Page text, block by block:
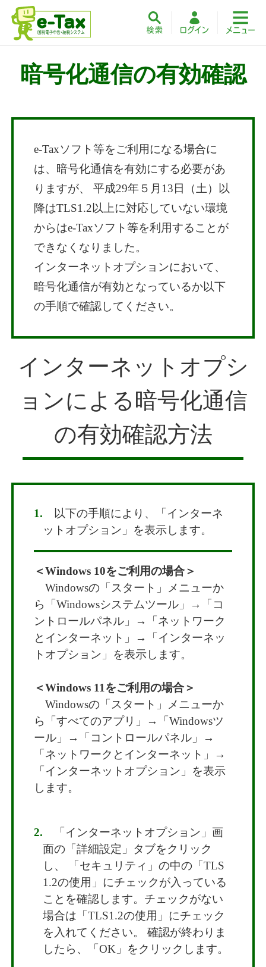
暗号化通信の有効確認
e-Taxソフト等をご利用になる場合に
は、暗号化通信を有効にする必要があ
りますが、 平成29年５月13日（土）以
降はTLS1.2以上に対応していない環境
からはe-Taxソフト等を利用することが
できなくなりました。
インターネットオプションにおいて、
暗号化通信が有効となっているか以下
の手順で確認してください。
インターネットオプシ
ョンによる暗号化通信
の有効確認方法
1. 以下の手順により、「インターネ
ットオプション」を表示します。
＜Windows 10をご利用の場合＞
Windowsの「スタート」メニューか
ら「Windowsシステムツール」→「コ
ントロールパネル」→「ネットワーク
とインターネット」→「インターネッ
トオプション」を表示します。
＜Windows 11をご利用の場合＞
Windowsの「スタート」メニューか
ら「すべてのアプリ」→「Windowsツ
ール」→「コントロールパネル」→
「ネットワークとインターネット」→
「インターネットオプション」を表示
します。
2. 「インターネットオプション」画
面の「詳細設定」タブをクリック
し、 「セキュリティ」の中の「TLS
1.2の使用」にチェックが入っている
ことを確認します。チェックがない
場合は「TLS1.2の使用」にチェック
を入れてください。 確認が終わりま
したら、「OK」をクリックします。